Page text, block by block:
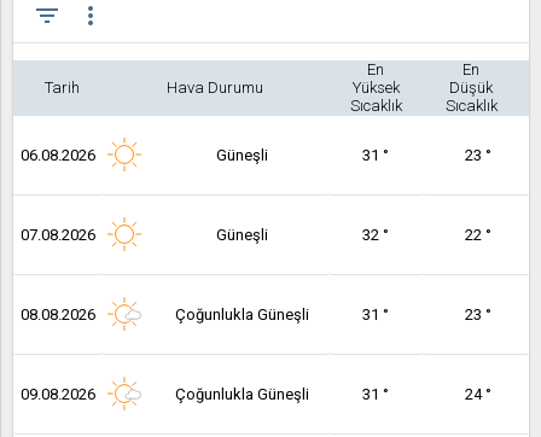
filter_list more_vert
Tarih Hava Durumu
En
Yüksek
Sıcaklık
En
Düşük
Sıcaklık
06.08.2026 Güneşli 31 ° 23 °
07.08.2026 Güneşli 32 ° 22 °
08.08.2026 Çoğunlukla Güneşli 31 ° 23 °
09.08.2026 Çoğunlukla Güneşli 31 ° 24 °